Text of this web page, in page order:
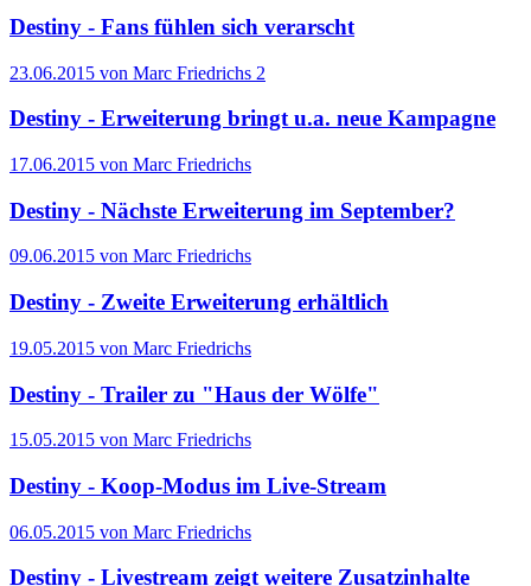
Destiny - Fans fühlen sich verarscht
23.06.2015 von Marc Friedrichs 2
Destiny - Erweiterung bringt u.a. neue Kampagne
17.06.2015 von Marc Friedrichs
Destiny - Nächste Erweiterung im September?
09.06.2015 von Marc Friedrichs
Destiny - Zweite Erweiterung erhältlich
19.05.2015 von Marc Friedrichs
Destiny - Trailer zu "Haus der Wölfe"
15.05.2015 von Marc Friedrichs
Destiny - Koop-Modus im Live-Stream
06.05.2015 von Marc Friedrichs
Destiny - Livestream zeigt weitere Zusatzinhalte